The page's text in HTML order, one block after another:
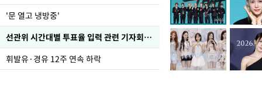
'문 열고 냉방중'
선관위 시간대별 투표율 입력 관련 기자회견하는 주진우 의원
휘발유·경유 12주 연속 하락